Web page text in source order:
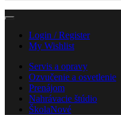
Login / Register
My Wishlist
Servis a opravy
Ozvučenie a osvetlenie
Prenájom
Nahrávacie štúdio
ŠkolaNové